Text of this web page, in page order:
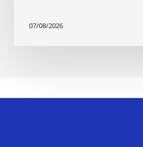
07/08/2026